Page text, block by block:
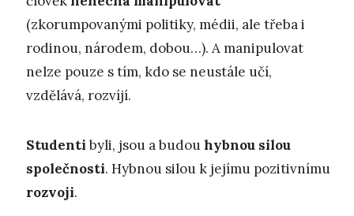
(zkorumpovanými politiky, médii, ale třeba i
rodinou, národem, dobou…). A manipulovat
nelze pouze s tím, kdo se neustále učí,
vzdělává, rozvíjí.
Studentibyli, jsou a budouhybnou silou
společnosti. Hybnou silou k jejímu pozitivnímu
rozvoji.